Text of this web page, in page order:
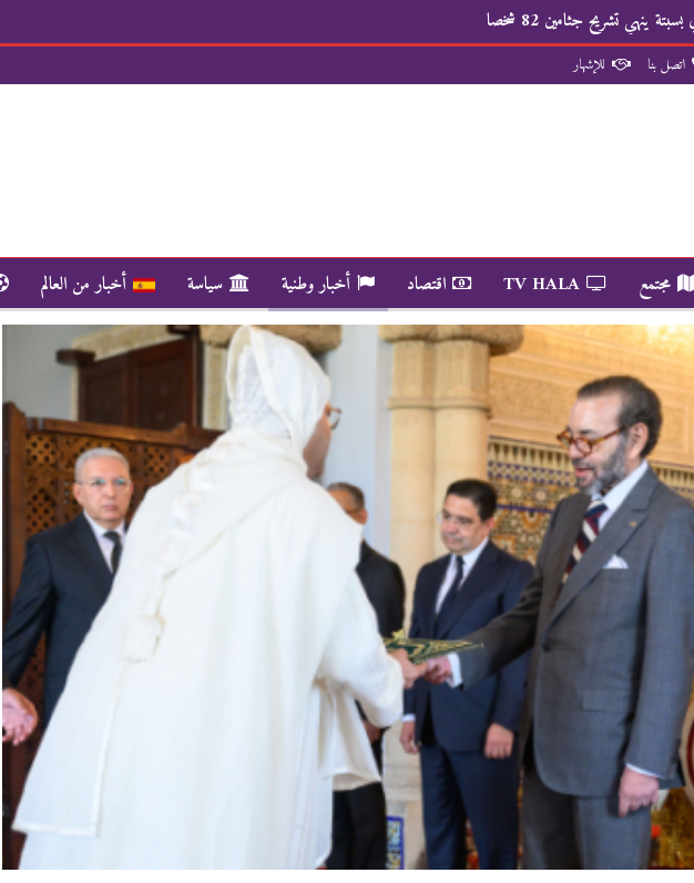
ينهي تشريح جثامين 82 شخصا
اتصل بنا للإشهار
مجتمع TV HALA اقتصاد أخبار وطنية سياسة أخبار من العالم